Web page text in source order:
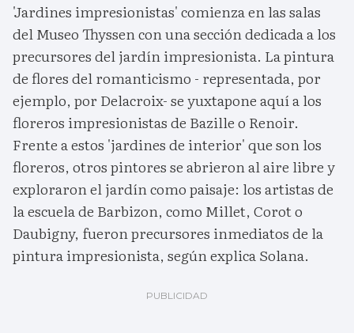
'Jardines impresionistas' comienza en las salas
del Museo Thyssen con una sección dedicada a los
precursores del jardín impresionista. La pintura
de flores del romanticismo - representada, por
ejemplo, por Delacroix- se yuxtapone aquí a los
floreros impresionistas de Bazille o Renoir.
Frente a estos 'jardines de interior' que son los
floreros, otros pintores se abrieron al aire libre y
exploraron el jardín como paisaje: los artistas de
la escuela de Barbizon, como Millet, Corot o
Daubigny, fueron precursores inmediatos de la
pintura impresionista, según explica Solana.